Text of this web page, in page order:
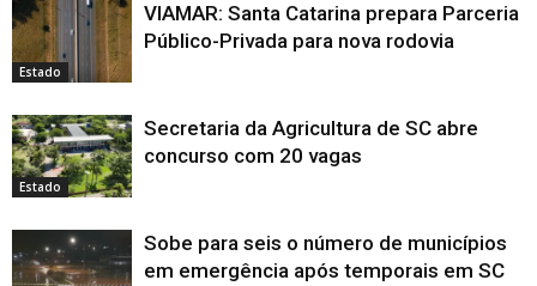
Estado
VIAMAR: Santa Catarina prepara Parceria
Público-Privada para nova rodovia
Estado
Secretaria da Agricultura de SC abre
concurso com 20 vagas
Sobe para seis o número de municípios
em emergência após temporais em SC